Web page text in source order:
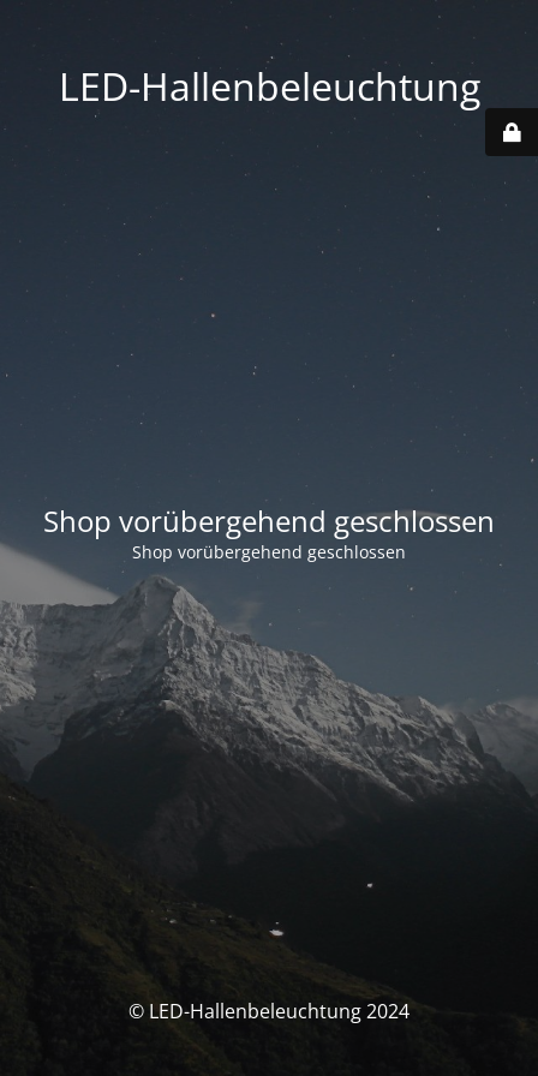
LED-Hallenbeleuchtung
Shop vorübergehend geschlossen
Shop vorübergehend geschlossen
© LED-Hallenbeleuchtung 2024